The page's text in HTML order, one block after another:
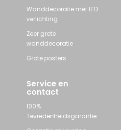
Wanddecoratie met LED
verlichting
Zeer grote
wanddecoratie
Grote posters
Service en
contact
100%
Tevredenheidsgarantie